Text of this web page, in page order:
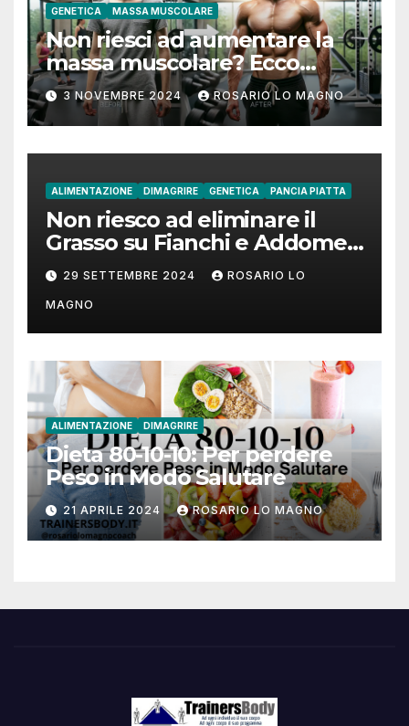
GENETICA MASSA MUSCOLARE
Non riesci ad aumentare la
massa muscolare? Ecco
come fare!
3 NOVEMBRE 2024 ROSARIO LO MAGNO
ALIMENTAZIONE DIMAGRIRE GENETICA PANCIA PIATTA
Non riesco ad eliminare il
Grasso su Fianchi e Addome:
cause e rimedi
29 SETTEMBRE 2024 ROSARIO LO
MAGNO
ALIMENTAZIONE DIMAGRIRE
Dieta 80-10-10: Per perdere
Peso in Modo Salutare
21 APRILE 2024 ROSARIO LO MAGNO